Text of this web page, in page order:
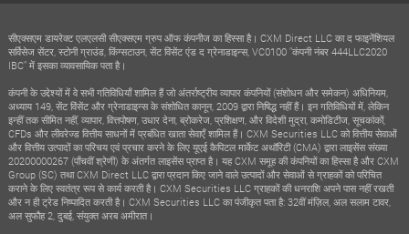
सीएक्सएम डायरेक्ट एलएलसी सीएक्सएम ग्रुप ऑफ कंपनीज का हिस्सा है। CXM Direct LLC का द फाइनेंशियल
सर्विसेज सेंटर, स्टोनी ग्राउंड, किंग्सटाउन, सेंट विंसेंट एंड द ग्रेनाडाइन्स, VC0100 "कंपनी नंबर 444LLC2020
IBC" में इसका व्यावसायिक पता है।
कंपनी के उद्देश्यों में वे सभी गतिविधियाँ शामिल हैं जो अंतर्राष्ट्रीय व्यापार कंपनियों (संशोधन और समेकन) अधिनियम,
अध्याय 149, सेंट विंसेंट और ग्रेनाडाइन्स के संशोधित कानून, 2009 द्वारा निषिद्ध नहीं हैं। इन गतिविधियों में, लेकिन
इन्हीं तक सीमित नहीं, व्यापार, वित्तपोषण, उधार देना, ब्रोकरेज, प्रशिक्षण, और विदेशी मुद्रा, कमोडिटीज, सूचकांकों,
CFDs और लीवरेज्ड वित्तीय साधनों में प्रबंधित खाता सेवाएँ शामिल हैं। CXM Securities LLC को वित्तीय सेवाओं
और वित्तीय उत्पादों का परिचय एवं प्रचार करने के लिए यूएई कैपिटल मार्केट अथॉरिटी (CMA) द्वारा लाइसेंस संख्या
20200000267 (पाँचवीं श्रेणी) के अंतर्गत लाइसेंस प्राप्त है। यह CXM समूह की कंपनियों का हिस्सा है और CXM
Group (SC) तथा CXM Direct LLC द्वारा प्रदान किए जाने वाले उत्पादों और सेवाओं से ग्राहकों को परिचित
कराने के लिए स्वतंत्र रूप से कार्य करती है। CXM Securities LLC ग्राहकों की धनराशि अपने पास नहीं रखती
और न ही ट्रेड निष्पादित करती है। CXM Securities LLC का पंजीकृत पता है: 32वीं मंज़िल, अल सलाम टावर,
अल सुफौह 2, दुबई, संयुक्त अरब अमीरात।